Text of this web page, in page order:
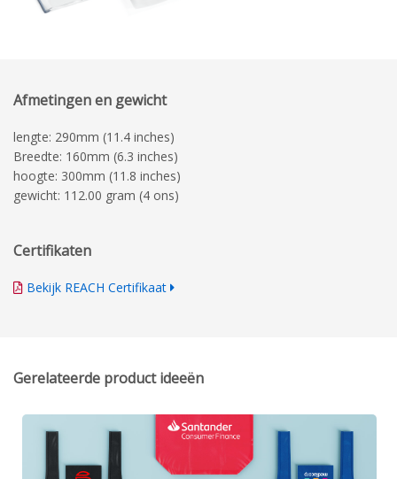
Afmetingen en gewicht
lengte: 290mm (11.4 inches)
Breedte: 160mm (6.3 inches)
hoogte: 300mm (11.8 inches)
gewicht: 112.00 gram (4 ons)
Certifikaten
Bekijk REACH Certifikaat
Gerelateerde product ideeën